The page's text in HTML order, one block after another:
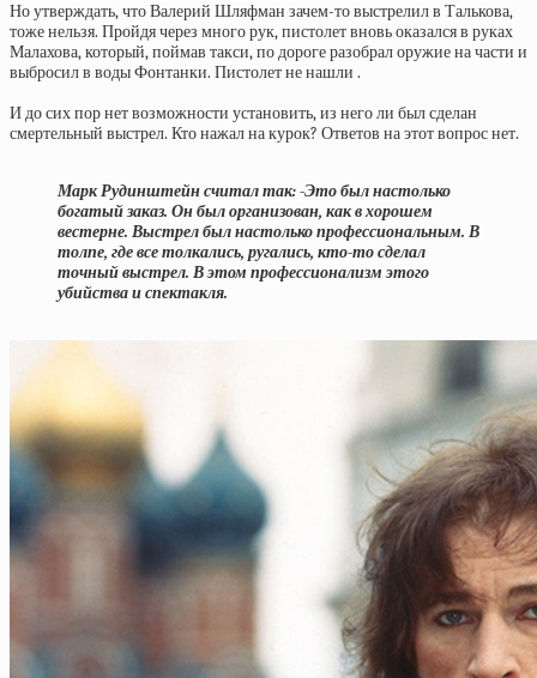
Но утверждать, что Валерий Шляфман зачем-то выстрелил в Талькова,
тоже нельзя. Пройдя через много рук, пистолет вновь оказался в руках
Малахова, который, поймав такси, по дороге разобрал оружие на части и
выбросил в воды Фонтанки. Пистолет не нашли .
И до сих пор нет возможности установить, из него ли был сделан
смертельный выстрел. Кто нажал на курок? Ответов на этот вопрос нет.
Марк Рудинштейн считал так: -Это был настолько
богатый заказ. Он был организован, как в хорошем
вестерне. Выстрел был настолько профессиональным. В
толпе, где все толкались, ругались, кто-то сделал
точный выстрел. В этом профессионализм этого
убийства и спектакля.